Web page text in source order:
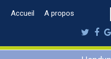
Accueil A propos